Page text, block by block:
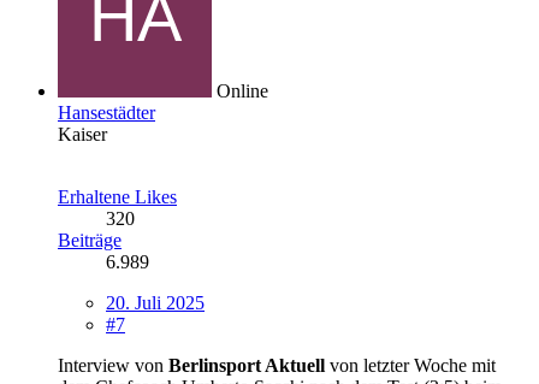
Online
Hansestädter
Kaiser
Erhaltene Likes
320
Beiträge
6.989
20. Juli 2025
#7
Interview von Berlinsport Aktuell von letzter Woche mit